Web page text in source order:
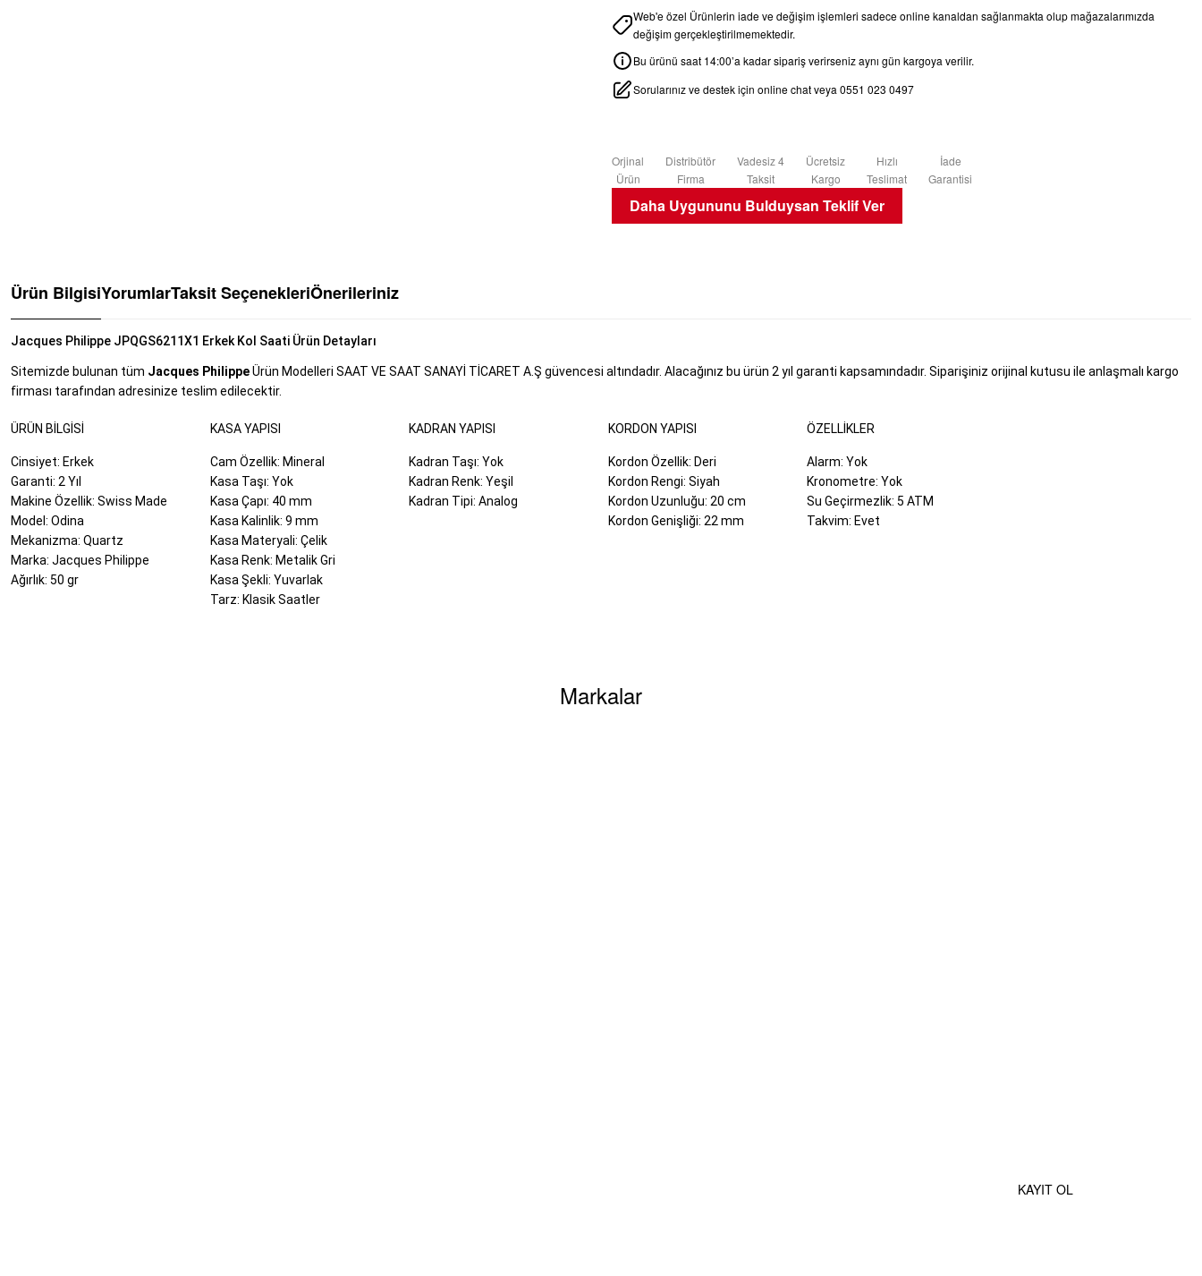
Web'e özel Ürünlerin iade ve değişim işlemleri sadece online kanaldan sağlanmakta olup mağazalarımızda
değişim gerçekleştirilmemektedir.
Bu ürünü saat 14:00’a kadar sipariş verirseniz aynı gün kargoya verilir.
Sorularınız ve destek için online chat veya 0551 023 0497
Orjinal
Ürün
Distribütör
Firma
Vadesiz 4
Taksit
Ücretsiz
Kargo
Hızlı
Teslimat
İade
Garantisi
Daha Uygununu Bulduysan Teklif Ver
Ürün BilgisiYorumlarTaksit SeçenekleriÖnerileriniz
Jacques Philippe JPQGS6211X1 Erkek Kol Saati Ürün Detayları
Sitemizde bulunan tüm Jacques PhilippeÜrün Modelleri SAAT VE SAAT SANAYİ TİCARET A.Ş güvencesi altındadır. Alacağınız bu ürün 2 yıl garanti kapsamındadır. Siparişiniz orijinal kutusu ile anlaşmalı kargo
firması tarafından adresinize teslim edilecektir.
ÜRÜN BILGISI
Cinsiyet: Erkek
Garanti: 2 Yıl
Makine Özellik: Swiss Made
Model: Odina
Mekanizma: Quartz
Marka: Jacques Philippe
Ağırlık: 50 gr
KASA YAPISI
Cam Özellik: Mineral
Kasa Taşı: Yok
Kasa Çapı: 40 mm
Kasa Kalinlik: 9 mm
Kasa Materyali: Çelik
Kasa Renk: Metalik Gri
Kasa Şekli: Yuvarlak
Tarz: Klasik Saatler
KADRAN YAPISI
Kadran Taşı: Yok
Kadran Renk: Yeşil
Kadran Tipi: Analog
KORDON YAPISI
Kordon Özellik: Deri
Kordon Rengi: Siyah
Kordon Uzunluğu: 20 cm
Kordon Genişliği: 22 mm
ÖZELLIKLER
Alarm: Yok
Kronometre: Yok
Su Geçirmezlik: 5 ATM
Takvim: Evet
Markalar
KAYIT OL